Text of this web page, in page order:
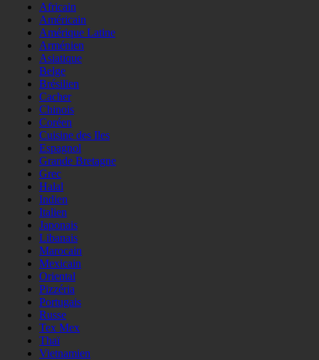
Africain
Américain
Amérique Latine
Arménien
Asiatique
Belge
Brésilien
Cacher
Chinois
Coréen
Cuisine des Iles
Espagnol
Grande Bretagne
Grec
Halal
Indien
Italien
Japonais
Libanais
Marocain
Mexicain
Oriental
Pizzéria
Portugais
Russe
Tex Mex
Thaï
Vietnamien